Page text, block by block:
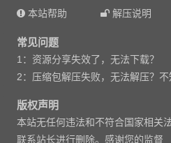
本站帮助
解压说明
常见问题
1：资源分享失效了，无法下载？
2：压缩包解压失败，无法解压？不
版权声明
本站无任何违法和不符合国家相关
联系站长进行删除。感谢您的监督